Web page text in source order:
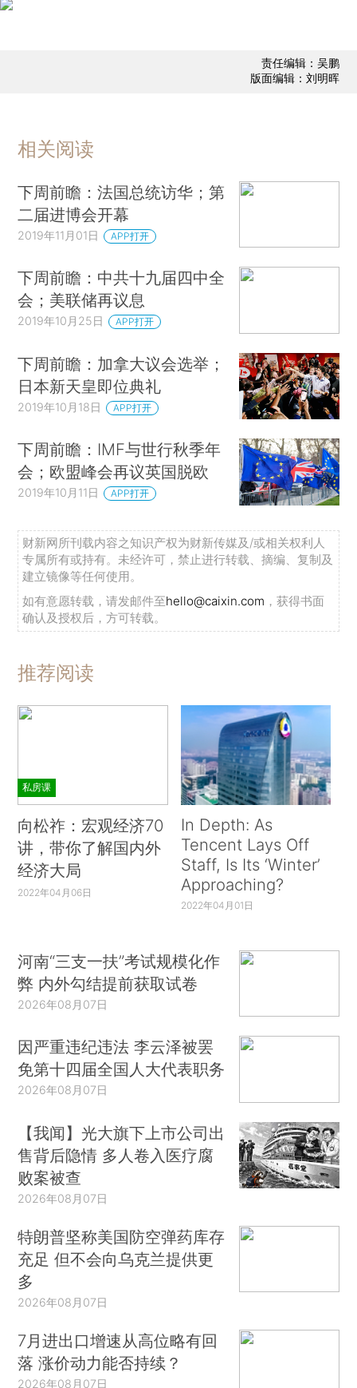
责任编辑：吴鹏
版面编辑：刘明晖
相关阅读
下周前瞻：法国总统访华；第
二届进博会开幕
2019年11月01日 APP打开
下周前瞻：中共十九届四中全
会；美联储再议息
2019年10月25日 APP打开
下周前瞻：加拿大议会选举；
日本新天皇即位典礼
2019年10月18日 APP打开
下周前瞻：IMF与世行秋季年
会；欧盟峰会再议英国脱欧
2019年10月11日 APP打开
财新网所刊载内容之知识产权为财新传媒及/或相关权利人
专属所有或持有。未经许可，禁止进行转载、摘编、复制及
建立镜像等任何使用。
如有意愿转载，请发邮件至hello@caixin.com ，获得书面
确认及授权后，方可转载。
推荐阅读
私房课
向松祚：宏观经济70
讲，带你了解国内外
经济大局
2022年04月06日
In Depth: As
Tencent Lays Off
Staff, Is Its ‘Winter’
Approaching?
2022年04月01日
河南“三支一扶”考试规模化作
弊 内外勾结提前获取试卷
2026年08月07日
因严重违纪违法 李云泽被罢
免第十四届全国人大代表职务
2026年08月07日
【我闻】光大旗下上市公司出
售背后隐情 多人卷入医疗腐
败案被查
2026年08月07日
特朗普坚称美国防空弹药库存
充足 但不会向乌克兰提供更
多
2026年08月07日
7月进出口增速从高位略有回
落 涨价动力能否持续？
2026年08月07日